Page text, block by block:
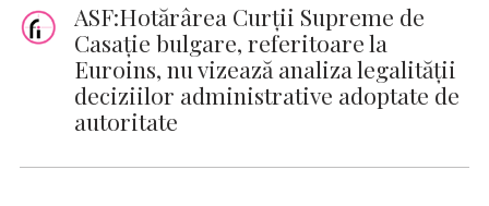
ASF:Hotărârea Curţii Supreme de
Casaţie bulgare, referitoare la
Euroins, nu vizează analiza legalităţii
deciziilor administrative adoptate de
autoritate